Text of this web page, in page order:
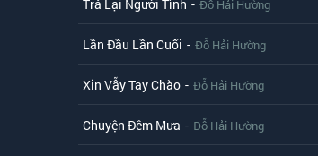
Trả Lại Người Tình - Đỗ Hải Hường
Lần Đầu Lần Cuối - Đỗ Hải Hường
Xin Vẫy Tay Chào - Đỗ Hải Hường
Chuyện Đêm Mưa - Đỗ Hải Hường